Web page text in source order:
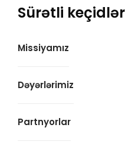
Sürətli keçidlər
Missiyamız
Dəyərlərimiz
Partnyorlar